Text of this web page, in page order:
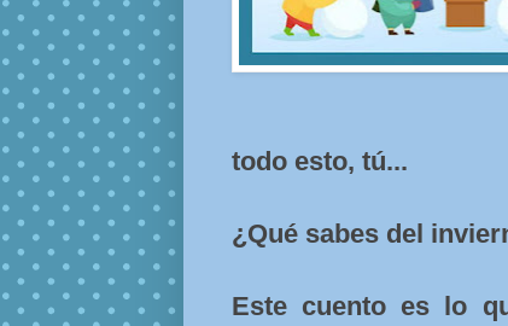
todo esto, tú...
¿Qué sabes del
Este cuento es lo